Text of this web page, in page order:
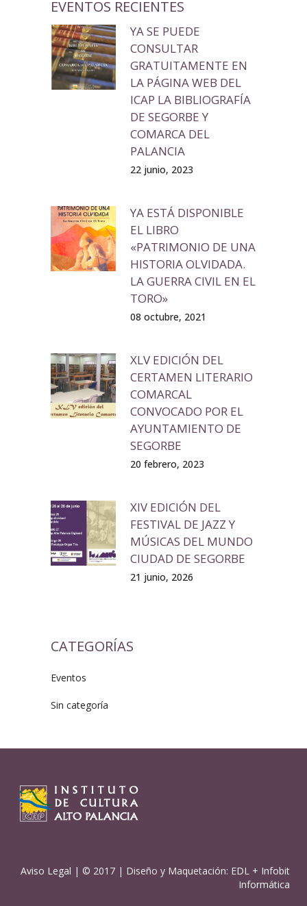
EVENTOS RECIENTES
YA SE PUEDE
CONSULTAR
GRATUITAMENTE EN
LA PÁGINA WEB DEL
ICAP LA BIBLIOGRAFÍA
DE SEGORBE Y
COMARCA DEL
PALANCIA
22 junio, 2023
YA ESTÁ DISPONIBLE
EL LIBRO
«PATRIMONIO DE UNA
HISTORIA OLVIDADA.
LA GUERRA CIVIL EN EL
TORO»
08 octubre, 2021
XLV EDICIÓN DEL
CERTAMEN LITERARIO
COMARCAL
CONVOCADO POR EL
AYUNTAMIENTO DE
SEGORBE
20 febrero, 2023
XIV EDICIÓN DEL
FESTIVAL DE JAZZ Y
MÚSICAS DEL MUNDO
CIUDAD DE SEGORBE
21 junio, 2026
CATEGORÍAS
Eventos
Sin categoría
Aviso Legal | © 2017 | Diseño y Maquetación: EDL + Infobit
Informática